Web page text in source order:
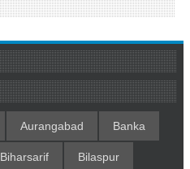
Aurangabad Banka
Biharsarif Bilaspur